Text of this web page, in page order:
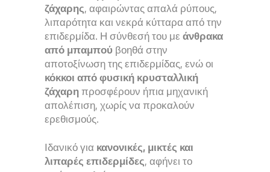
ζάχαρης, αφαιρώντας απαλά ρύπους,
λιπαρότητα και νεκρά κύτταρα από την
επιδερμίδα. Η σύνθεσή του με άνθρακα
από μπαμπού βοηθά στην
αποτοξίνωση της επιδερμίδας, ενώ οι
κόκκοι από φυσική κρυσταλλική
ζάχαρη προσφέρουν ήπια μηχανική
απολέπιση, χωρίς να προκαλούν
ερεθισμούς.
Ιδανικό για κανονικές, μικτές και
λιπαρές επιδερμίδες, αφήνει το